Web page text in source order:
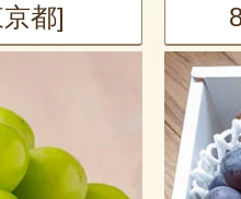
県]